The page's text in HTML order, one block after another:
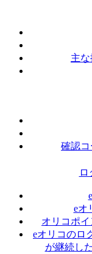
主
確認
eオ
オリコポ
eオリコのロ
が継続し